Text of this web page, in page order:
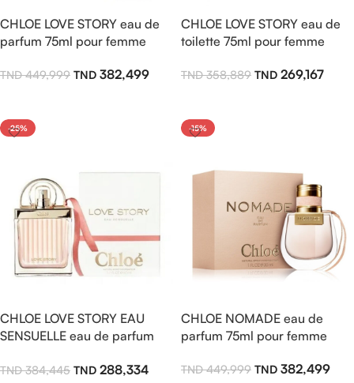
CHLOE LOVE STORY eau de
parfum 75ml pour femme
449,999 382,499
CHLOE LOVE STORY eau de
toilette 75ml pour femme
358,889 269,167
-25%
CHLOE LOVE STORY EAU
SENSUELLE eau de parfum
384,445 288,334
-15%
CHLOE NOMADE eau de
parfum 75ml pour femme
449,999 382,499